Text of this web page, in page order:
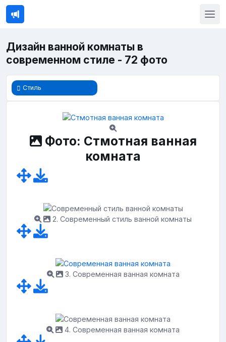
Дизайн ванной комнаты в
современном стиле - 72 фото
Стиль
Фото: Стмотная ванная
комната
2. Современный стиль ванной комнаты
3. Современная ванная комната
4. Современная ванная комната